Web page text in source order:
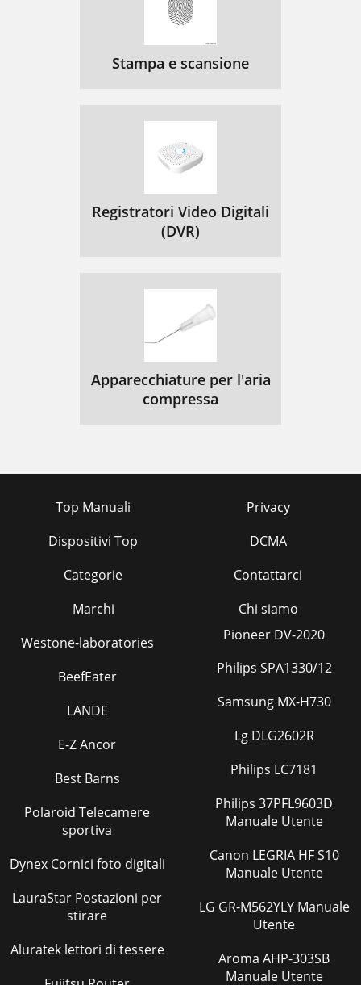
Stampa e scansione
Registratori Video Digitali
(DVR)
Apparecchiature per l'aria
compressa
Top Manuali
Dispositivi Top
Categorie
Marchi
Privacy
DCMA
Contattarci
Chi siamo
Westone-laboratories
BeefEater
LANDE
E-Z Ancor
Best Barns
Polaroid Telecamere
sportiva
Dynex Cornici foto digitali
LauraStar Postazioni per
stirare
Aluratek lettori di tessere
Pioneer DV-2020
Philips SPA1330/12
Samsung MX-H730
Lg DLG2602R
Philips LC7181
Philips 37PFL9603D
Manuale Utente
Canon LEGRIA HF S10
Manuale Utente
LG GR-M562YLY Manuale
Utente
Aroma AHP-303SB
Manuale Utente